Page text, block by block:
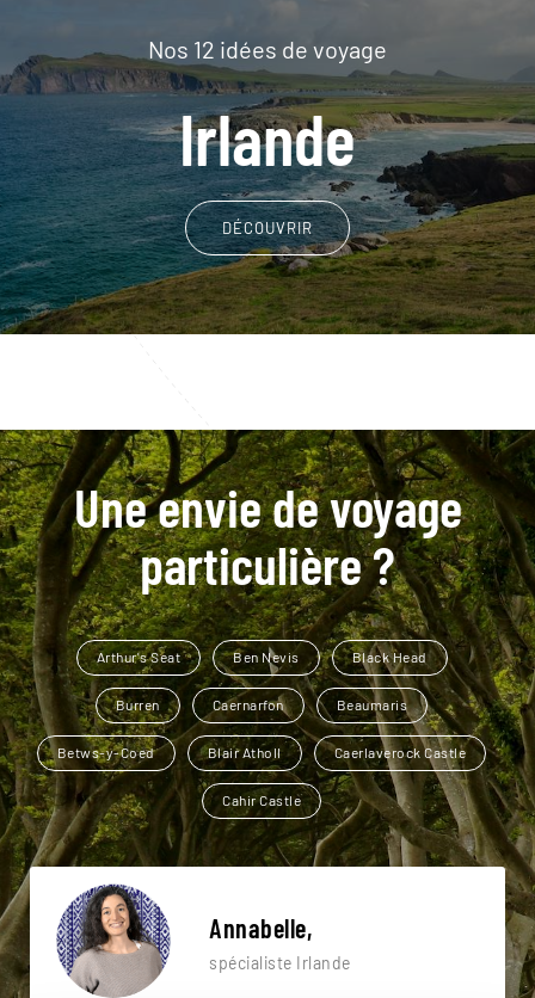
Nos 12 idées de voyage
Irlande
DÉCOUVRIR
Une envie de voyage
particulière ?
Arthur's Seat Ben Nevis Black Head
Burren Caernarfon Beaumaris
Betws-y-Coed Blair Atholl Caerlaverock Castle
Cahir Castle
Annabelle,
spécialiste Irlande